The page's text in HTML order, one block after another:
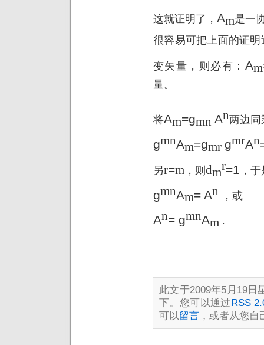
这就证明了， Am是一
很容易可把上面的证
变矢量，则必有： Am
量。
将Am=gmn An两边同
gmnAm=gmr gmrAn
另r=m ，则 dmr=1 ， 于
gmnAm= An ，或
An= gmnAm .
此文于2009年5月19日
下。您可以通过 RSS
可以留言 ，或者从您自